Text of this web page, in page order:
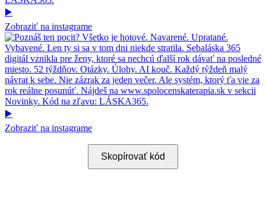
▶️
Zobraziť na instagrame
▶️
Zobraziť na instagrame
Skopírovať kód